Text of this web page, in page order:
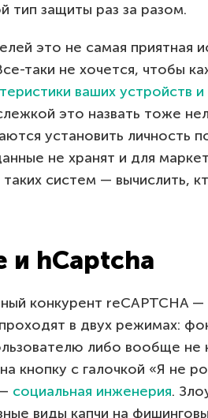
тип защиты раз за разом.
это не самая приятная
таки не хочется, чтобы
ваших устройств
это назвать тоже
установить личность
не хранят и для
таких систем — вычислить,
и hCaptcha
конкурент reCAPTCHA —
в двух режимах:
либо вообще не
кнопку с галочкой «Я не
социальная инженерия.
виды капчи на